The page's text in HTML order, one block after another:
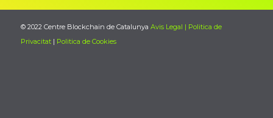
© 2022 Centre Blockchain de Catalunya Avis Legal | Politica de
Privacitat| Politica de Cookies